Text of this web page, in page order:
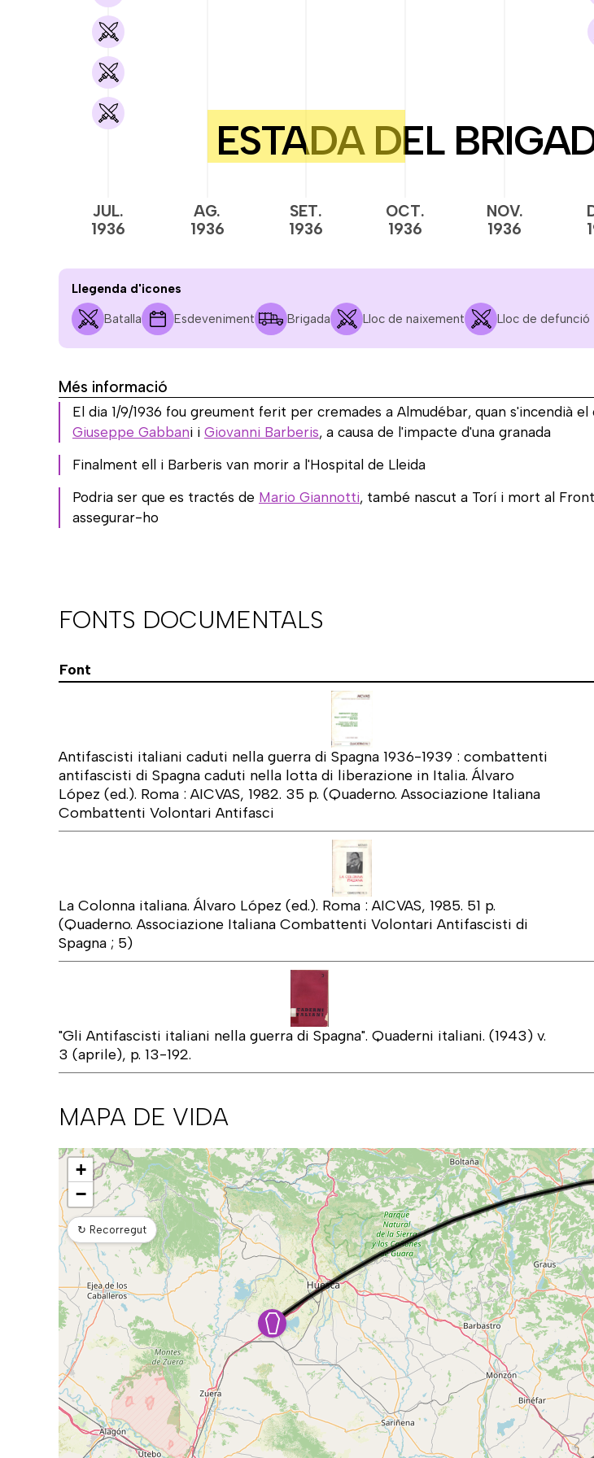
JUL.
1936
AG.
1936
SET.
1936
OCT.
1936
NOV.
1936
Llegenda d'icones
Batalla Esdeveniment Brigada Lloc de naixement Lloc de defunció
Més informació
El dia 1/9/1936 fou greument ferit per cremades a Almudébar, quan s'incendià
Giuseppe Gabbani i Giovanni Barberis, a causa de l'impacte d'una granada
Finalment ell i Barberis van morir a l'Hospital de Lleida
Podria ser que es tractés de Mario Giannotti, també nascut a Torí i mort al
assegurar-ho
FONTS DOCUMENTALS
Font
Antifascisti italiani caduti nella guerra di Spagna 1936-1939 : combattenti
antifascisti di Spagna caduti nella lotta di liberazione in Italia. Álvaro
López (ed.). Roma : AICVAS, 1982. 35 p. (Quaderno. Associazione Italiana
Combattenti Volontari Antifasci
La Colonna italiana. Álvaro López (ed.). Roma : AICVAS, 1985. 51 p.
(Quaderno. Associazione Italiana Combattenti Volontari Antifascisti di
Spagna ; 5)
"Gli Antifascisti italiani nella guerra di Spagna". Quaderni italiani. (1943) v.
3 (aprile), p. 13-192.
MAPA DE VIDA
Mapa
+
−
↻ Recorregut